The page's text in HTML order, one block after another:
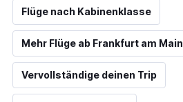
Flüge nach Kabinenklasse
Mehr Flüge ab Frankfurt am Main
Vervollständige deinen Trip